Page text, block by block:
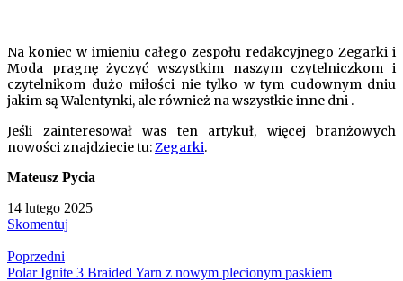
Na koniec w imieniu całego zespołu redakcyjnego Zegarki i
Moda pragnę życzyć wszystkim naszym czytelniczkom i
czytelnikom dużo miłości nie tylko w tym cudownym dniu
jakim są Walentynki, ale również na wszystkie inne dni .
Jeśli zainteresował was ten artykuł, więcej branżowych
nowości znajdziecie tu: Zegarki.
Mateusz Pycia
14 lutego 2025
Skomentuj
Poprzedni
Polar Ignite 3 Braided Yarn z nowym plecionym paskiem